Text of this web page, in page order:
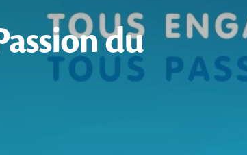
du